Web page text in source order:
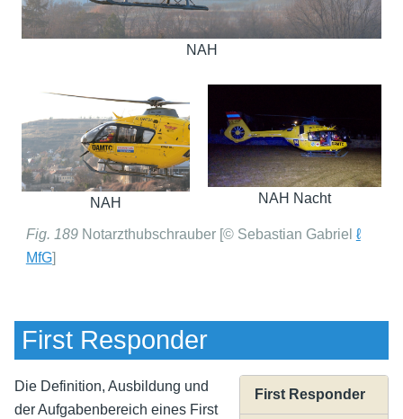
NAH
NAH NAH Nacht
Fig. 189 Notarzthubschrauber [© Sebastian Gabriel ℓ
MfG]
First Responder
First Responder
Die Definition, Ausbildung und
der Aufgabenbereich eines First